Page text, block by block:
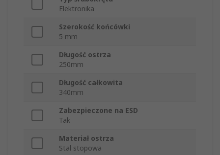
Elektronika
Szerokość końcówki
5 mm
Długość ostrza
250mm
Długość całkowita
340mm
Zabezpieczone na ESD
Tak
Materiał ostrza
Stal stopowa